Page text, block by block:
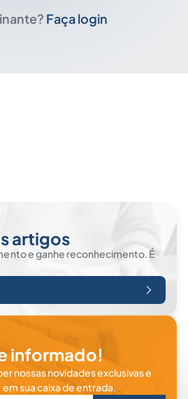
Faça login
artigos
e ganhe reconhecimento. É
informado!
nossas novidades exclusivas e
sua caixa de entrada.